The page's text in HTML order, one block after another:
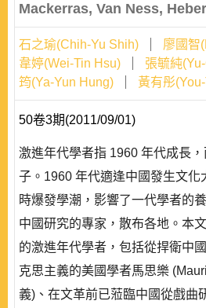
Mackerras, Van Ness,
石之瑜(Chih-Yu Shih) 廖國智
韋婷(Wei-Tin Hsu)
張毓純
筠(Ya-Yun Hung)
黃有彤
50卷3期(2011/09/01)
激進年代學者指 1960 年代成長
子。1960 年代適逢中國發生文化
時爆發學潮，影響了一代學者的
中國研究的專家，散布各地。本
的激進年代學者，包括從捍衛中
克思主義的美國學者馬思樂
義)、在文革前已蒞臨中國從戲曲